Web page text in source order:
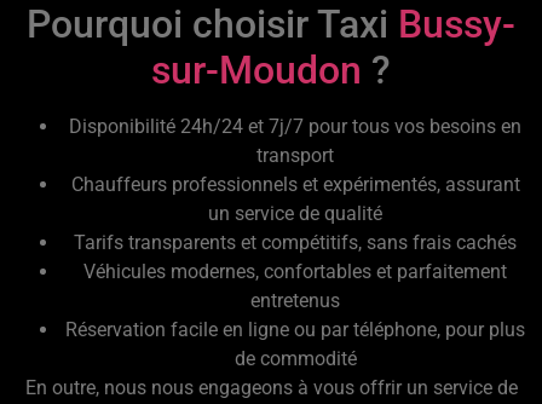
Pourquoi choisir Taxi Bussy-
sur-Moudon ?
Disponibilité 24h/24 et 7j/7 pour tous vos besoins en
transport
Chauffeurs professionnels et expérimentés, assurant
un service de qualité
Tarifs transparents et compétitifs, sans frais cachés
Véhicules modernes, confortables et parfaitement
entretenus
Réservation facile en ligne ou par téléphone, pour plus
de commodité
En outre, nous nous engageons à vous offrir un service de